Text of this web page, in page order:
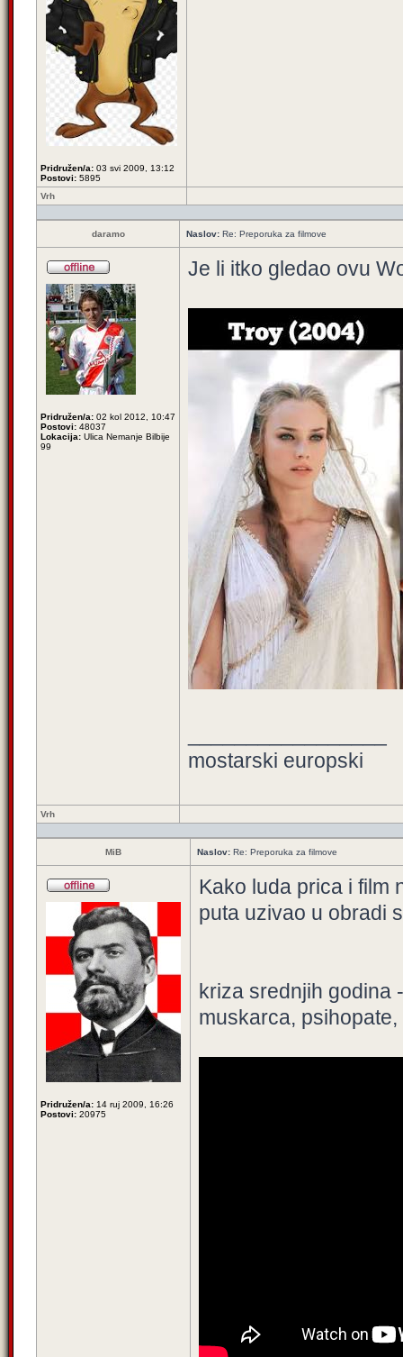
Pridružen/a: 03 svi 2009, 13:12
Postovi: 5895
Vrh
daramo Naslov: Re: Preporuka za filmove
Pridružen/a: 02 kol 2012, 10:47
Postovi: 48037
Lokacija: Ulica Nemanje Bilbije
99
Je li itko gledao ovu
mostarski europski
Vrh
MiB Naslov: Re: Preporuka za filmove
Pridružen/a: 14 ruj 2009, 16:26
Postovi: 20975
Kako luda prica i film
puta uzivao u obradi
kriza srednjih godina
muskarca,